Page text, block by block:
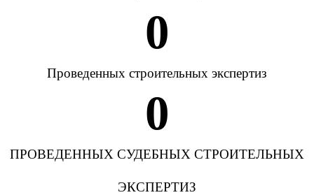
0
Проведенных строительных экспертиз
0
ПРОВЕДЕННЫХ СУДЕБНЫХ СТРОИТЕЛЬНЫХ
ЭКСПЕРТИЗ